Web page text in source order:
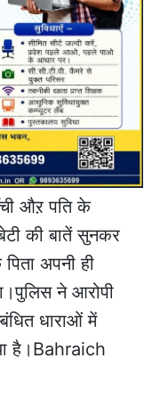
औऱ पति के
की बातें सुनकर
अपनी ही
ने आरोपी
धाराओं में
है।Bahraich